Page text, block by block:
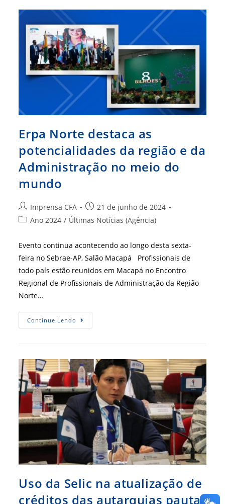
Administração
Erpa Norte destaca as
potencialidades da região e da
Administração no meio do
mundo
Autor
do
Imprensa CFA
Post
publicado:
21 de junho de 2024
Categoria
post:
Ano 2024 / Últimas Notícias (Agência)
Evento continua acontecendo ao longo desta sexta-
feira no Sebrae-AP, Salão Macapá Profissionais de
todo país estão reunidos em Macapá no Encontro
Regional de Profissionais de Administração da Região
Norte…
Continue Lendo Erpa
Norte
Região
E
Da
Administração
No
Meio
Do
Mundo
Uso da Selic na atualização de
créditos das autarquias pauta